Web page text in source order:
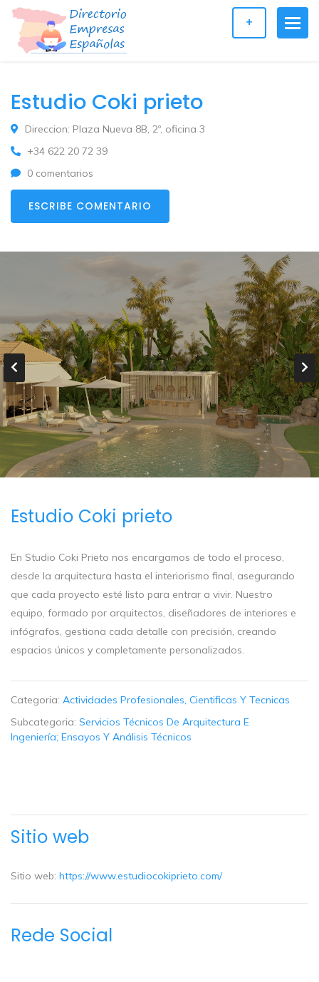
+
Estudio Coki prieto
Direccion: Plaza Nueva 8B, 2º, oficina 3
+34 622 20 72 39
0 comentarios
ESCRIBE COMENTARIO
Estudio Coki prieto
En Studio Coki Prieto nos encargamos de todo el proceso,
desde la arquitectura hasta el interiorismo final, asegurando
que cada proyecto esté listo para entrar a vivir. Nuestro
equipo, formado por arquitectos, diseñadores de interiores e
infógrafos, gestiona cada detalle con precisión, creando
espacios únicos y completamente personalizados.
Categoria: Actividades Profesionales, Cientificas Y Tecnicas
Subcategoria: Servicios Técnicos De Arquitectura E
Ingeniería; Ensayos Y Análisis Técnicos
Sitio web
Sitio web: https://www.estudiocokiprieto.com/
Rede Social